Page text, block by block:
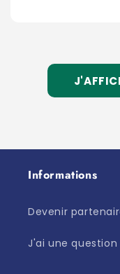
Informations
Devenir
J'ai une question